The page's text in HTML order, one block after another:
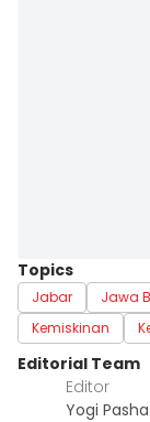
Topics
Jabar Jawa
Kemiskinan
Editorial Team
Editor
Yogi Pasha